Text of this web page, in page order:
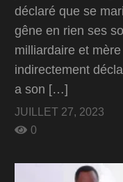
déclaré que se
gêne en rien ses
milliardaire et
indirectement
a son […]
JUILLET 27, 2023
0